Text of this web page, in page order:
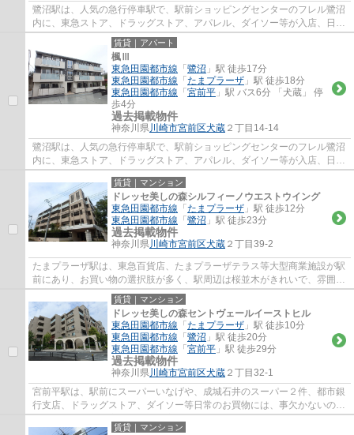
鷺沼駅は、人気の急行停車駅で、駅前ショッピングセンターのフレル鷺沼
内に、東急ストア、ドラッグストア、アパレル、ダイソー等が入店、日常
のお買い物に便利で、周辺には、飲食店街...
賃貸｜アパート
楓Ⅲ
東急田園都市線 「 鷺沼 」駅 徒歩17分
東急田園都市線 「 たまプラーザ 」駅 徒歩18分
東急田園都市線 「 宮前平 」駅 バス6分 「犬蔵」 停
歩4分
過去掲載物件
神奈川県川崎市宮前区犬蔵 ２丁目14-14
鷺沼駅は、人気の急行停車駅で、駅前ショッピングセンターのフレル鷺沼
内に、東急ストア、ドラッグストア、アパレル、ダイソー等が入店、日常
のお買い物に便利で、周辺には、飲食店街...
賃貸｜マンション
ドレッセ美しの森シルフィーノウエストウイング
東急田園都市線 「 たまプラーザ 」駅 徒歩12分
東急田園都市線 「 鷺沼 」駅 徒歩23分
過去掲載物件
神奈川県川崎市宮前区犬蔵 ２丁目39-2
たまプラーザ駅は、東急百貨店、たまプラーザテラス等大型商業施設が駅
前にあり、お買い物の選択肢が多く、駅周辺は桜並木がきれいで、雰囲気
が良くとても人気の駅です。駅徒歩５分の...
賃貸｜マンション
ドレッセ美しの森セントヴェールイーストヒル
東急田園都市線 「 たまプラーザ 」駅 徒歩10分
東急田園都市線 「 鷺沼 」駅 徒歩20分
東急田園都市線 「 宮前平 」駅 徒歩29分
過去掲載物件
神奈川県川崎市宮前区犬蔵 ２丁目32-1
宮前平駅は、駅前にスーパーいなげや、成城石井のスーパー２件、都市銀
行支店、ドラッグストア、ダイソー等日常のお買物には、事欠かないの
と、駅北側には、宮前区役所、宮前図書館、...
賃貸｜マンション